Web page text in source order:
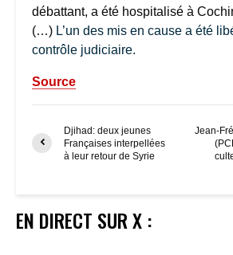
débattant, a été hospitalisé à
(…) L’un des mis en cause a été
contrôle judiciaire.
Source
Djihad: deux jeunes
Françaises interpellées
à leur retour de Syrie
Jean-
EN DIRECT SUR X :